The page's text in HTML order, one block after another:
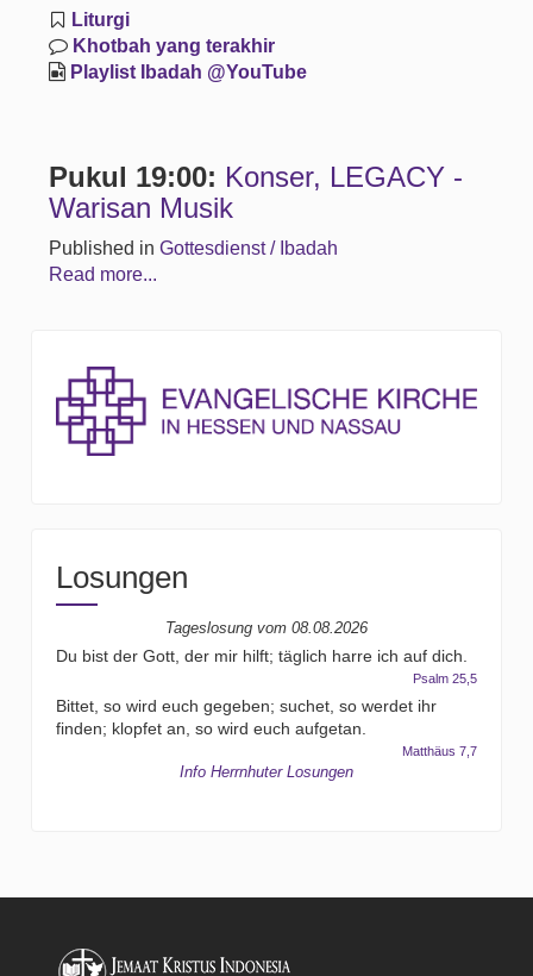
Liturgi
Khotbah yang terakhir
Playlist Ibadah @YouTube
Pukul 19:00: Konser, LEGACY -
Warisan Musik
Published in Gottesdienst / Ibadah
Read more...
Losungen
Tageslosung vom 08.08.2026
Du bist der Gott, der mir hilft; täglich harre ich auf dich.
Psalm 25,5
Bittet, so wird euch gegeben; suchet, so werdet ihr
finden; klopfet an, so wird euch aufgetan.
Matthäus 7,7
Info Herrnhuter Losungen